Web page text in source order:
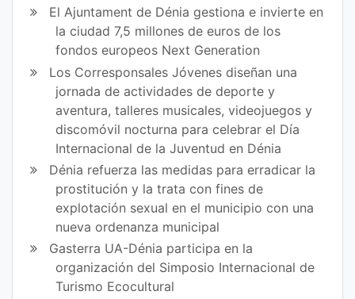
El Ajuntament de Dénia gestiona e invierte en
la ciudad 7,5 millones de euros de los
fondos europeos Next Generation
Los Corresponsales Jóvenes diseñan una
jornada de actividades de deporte y
aventura, talleres musicales, videojuegos y
discomóvil nocturna para celebrar el Día
Internacional de la Juventud en Dénia
Dénia refuerza las medidas para erradicar la
prostitución y la trata con fines de
explotación sexual en el municipio con una
nueva ordenanza municipal
Gasterra UA-Dénia participa en la
organización del Simposio Internacional de
Turismo Ecocultural